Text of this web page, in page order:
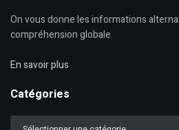
On vous donne les informations
compréhension globale.
En savoir plus
Catégories
Catégories